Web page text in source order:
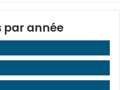
par année